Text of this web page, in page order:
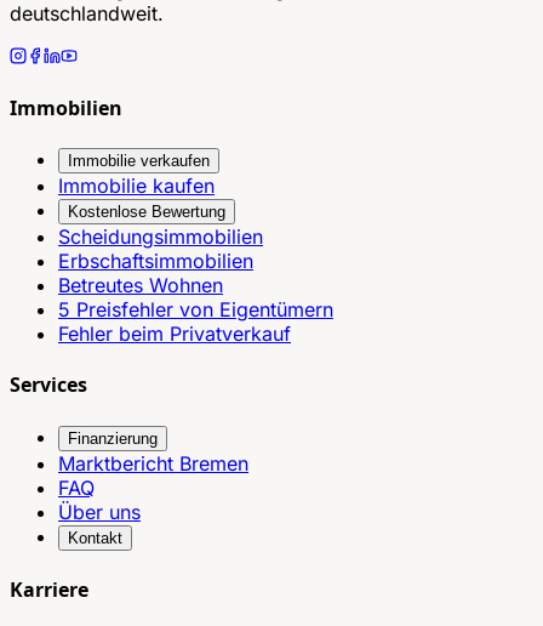
deutschlandweit.
Immobilien
Immobilie verkaufen
Immobilie kaufen
Kostenlose Bewertung
Scheidungsimmobilien
Erbschaftsimmobilien
Betreutes Wohnen
5 Preisfehler von Eigentümern
Fehler beim Privatverkauf
Services
Finanzierung
Marktbericht Bremen
FAQ
Über uns
Kontakt
Karriere